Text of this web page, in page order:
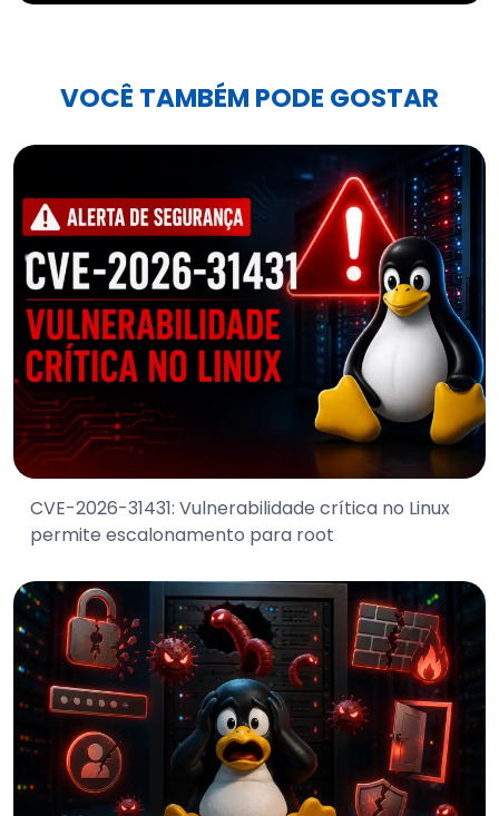
VOCÊ TAMBÉM PODE GOSTAR
CVE-2026-31431: Vulnerabilidade crítica no Linux
permite escalonamento para root